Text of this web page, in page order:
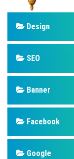
Design
SEO
Banner
Facebook
Google